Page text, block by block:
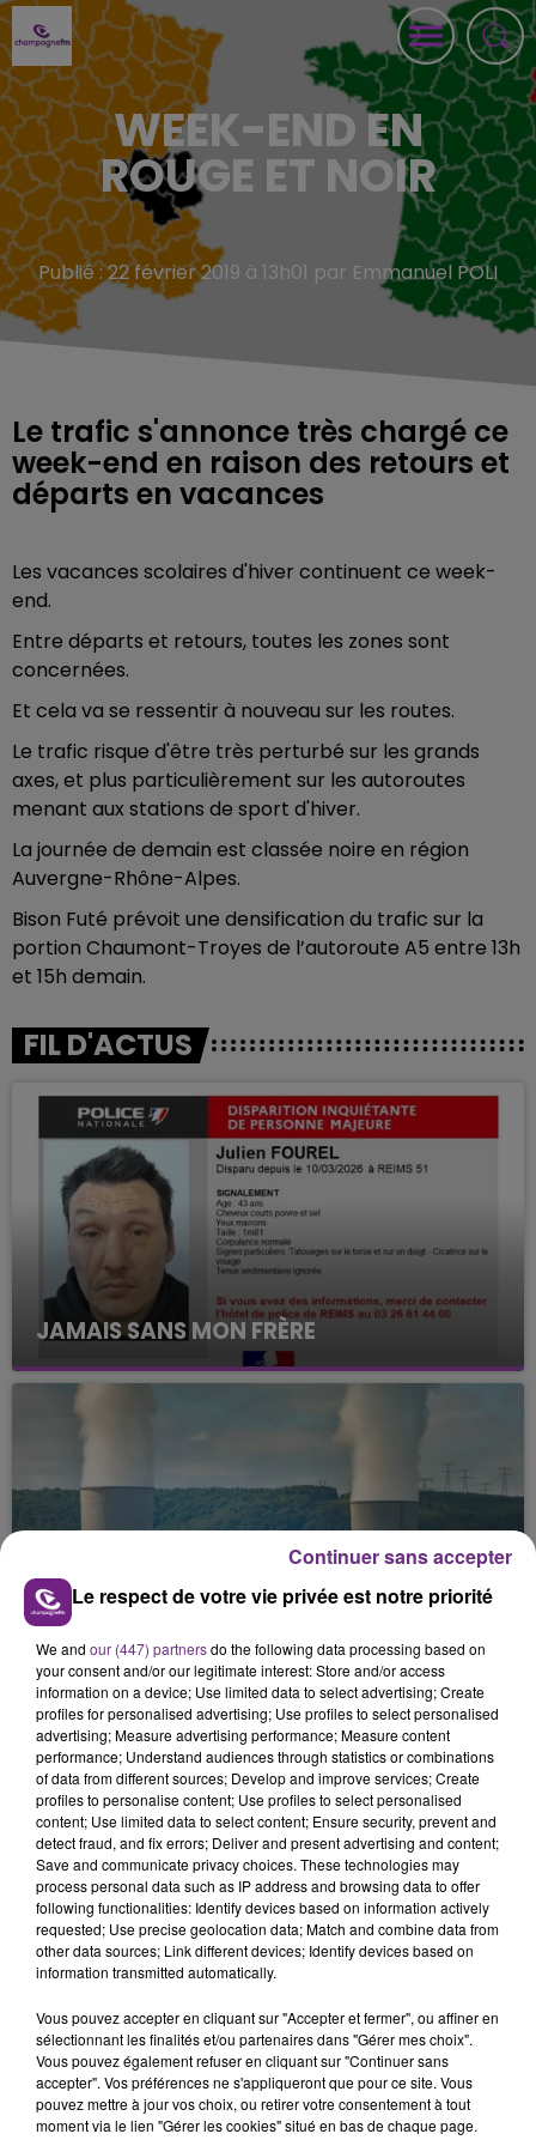
WEEK-END EN
ROUGE ET NOIR
Publié : 22 février 2019 à 13h01 par Emmanuel POLI
Le trafic s'annonce très chargé ce
week-end en raison des retours et
départs en vacances
Les vacances scolaires d'hiver continuent ce week-
end.
Entre départs et retours, toutes les zones sont
concernées.
Et cela va se ressentir à nouveau sur les routes.
Le trafic risque d'être très perturbé sur les grands
axes, et plus particulièrement sur les autoroutes
menant aux stations de sport d'hiver.
La journée de demain est classée noire en région
Auvergne-Rhône-Alpes.
Bison Futé prévoit une densification du trafic sur la
portion Chaumont-Troyes de l’autoroute A5 entre 13h
et 15h demain.
FIL D'ACTUS
JAMAIS SANS MON FRÈRE
Julien Fourel n'a plus donné signé de vie depuis 5
mois. Sa sœur poursuit ses recherches pour le
retrouver.
LA CENTRALE NUCLÉAIRE DE CHOOZ
TOUJOURS À L'ARRÊT
Cela fait déjà une semaine que la centrale
nucléaire ardennaise est à l'arrêt. Une situation
justifiée par la sécheresse intense qui est toujours
présente.
TITRES DIFFUSÉS
11h56
11h56
AMIR
On Dirait
11h53
11h53
ARIANA GRANDE
Hate That I Made You Love
Me
Le respect de votre vie privée est notre priorité
We and our (447) partnersdo the following data processing based on
your consent and/or our legitimate interest: Store and/or access
information on a device; Use limited data to select advertising; Create
profiles for personalised advertising; Use profiles to select personalised
advertising; Measure advertising performance; Measure content
performance; Understand audiences through statistics or combinations
of data from different sources; Develop and improve services; Create
profiles to personalise content; Use profiles to select personalised
content; Use limited data to select content; Ensure security, prevent and
detect fraud, and fix errors; Deliver and present advertising and content;
Save and communicate privacy choices. These technologies may
process personal data such as IP address and browsing data to offer
following functionalities: Identify devices based on information actively
requested; Use precise geolocation data; Match and combine data from
other data sources; Link different devices; Identify devices based on
information transmitted automatically.
Vous pouvez accepter en cliquant sur "Accepter et fermer", ou affiner en
sélectionnant les finalités et/ou partenaires dans "Gérer mes choix".
Vous pouvez également refuser en cliquant sur "Continuer sans
accepter". Vos préférences ne s'appliqueront que pour ce site. Vous
pouvez mettre à jour vos choix, ou retirer votre consentement à tout
moment via le lien "Gérer les cookies" situé en bas de chaque page.
Continuer sans accepter